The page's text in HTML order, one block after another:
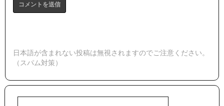
日本語が含まれない投稿は無視されますのでご注意ください。
（スパム対策）